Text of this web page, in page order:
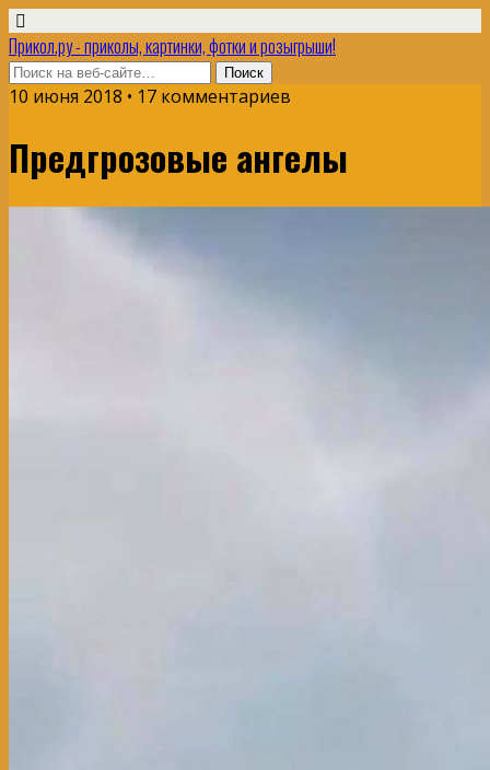
Прикол.ру - приколы, картинки, фотки и розыгрыши!
10 июня 2018 • 17 комментариев
Предгрозовые ангелы